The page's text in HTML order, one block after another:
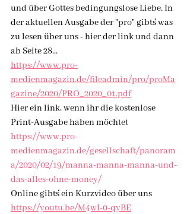
und über Gottes bedingungslose Liebe. In
der aktuellen Ausgabe der "pro" gibt´s was
zu lesen über uns - hier der link und dann
ab Seite 28...
https://www.pro-
medienmagazin.de/fileadmin/pro/proMa
gazine/2020/PRO_2020_01.pdf
Hier ein link, wenn ihr die kostenlose
Print-Ausgabe haben möchtet
https://www.pro-
medienmagazin.de/gesellschaft/panoram
a/2020/02/19/manna-manna-manna-und-
das-alles-ohne-money/
Online gibt´s ein Kurzvideo über uns
https://youtu.be/M4wI-0-qyBE